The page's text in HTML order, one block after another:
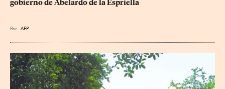
gobierno de Abelardo de la Espriella
Por AFP